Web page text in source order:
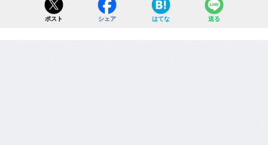
ポスト シェア はてな 送る